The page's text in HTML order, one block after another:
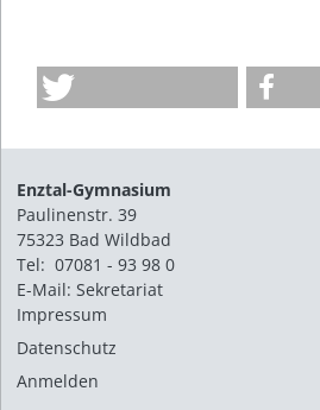
Enztal-Gymnasium
Paulinenstr. 39
75323 Bad Wildbad
Tel: 07081 - 93 98 0
E-Mail:Sekretariat
Impressum
Datenschutz
Anmelden